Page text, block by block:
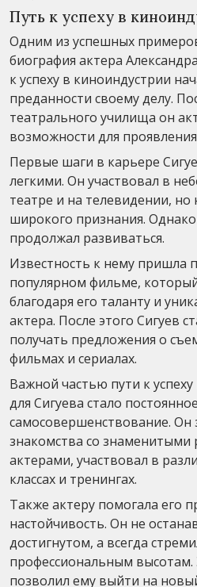
Путь к успеху в
Одним из успешных
биография актера
к успеху в киноиндустрии
преданности своему делу.
театрального училища он
возможности для
Первые шаги в карьере
легкими. Он участвовал в
театре и на телевидении, но
широкого признания. Однако
продолжал развиваться.
Известность к нему пришла
популярном фильме,
благодаря его таланту и
актера. После этого Сигуев
получать предложения о
фильмах и сериалах.
Важной частью пути к
для Сигуева стало постоянное
самосовершенствование. Он
знакомства со знаменитыми
актерами, участвовал в
классах и тренингах.
Также актеру помогала его
настойчивость. Он не
достигнутом, а всегда
профессиональным высотам.
позволил ему выйти на